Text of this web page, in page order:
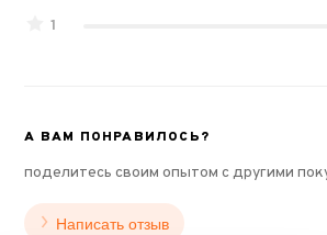
1
А ВАМ ПОНРАВИЛОСЬ?
поделитесь своим опытом с другими
Написать отзыв